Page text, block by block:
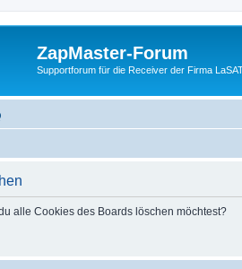
ZapMaster-Forum
Supportforum für die Receiver der Firma
alle Cookies des Boards löschen möchtest?